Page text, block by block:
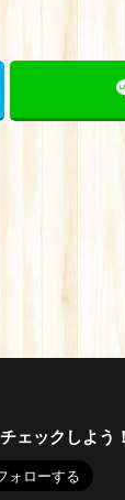
ェックしよう！